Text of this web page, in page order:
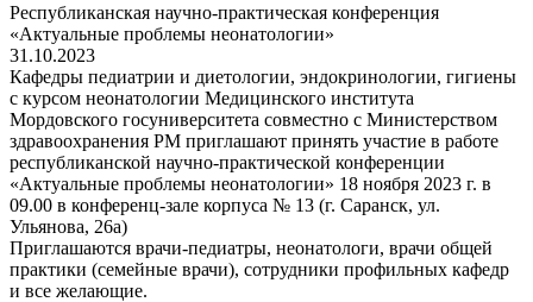
Республиканская научно-практическая конференция
«Актуальные проблемы неонатологии»
31.10.2023
Кафедры педиатрии и диетологии, эндокринологии, гигиены
с курсом неонатологии Медицинского института
Мордовского госуниверситета совместно с Министерством
здравоохранения РМ приглашают принять участие в работе
республиканской научно-практической конференции
«Актуальные проблемы неонатологии» 18 ноября 2023 г. в
09.00 в конференц-зале корпуса № 13 (г. Саранск, ул.
Ульянова, 26а)
Приглашаются врачи-педиатры, неонатологи, врачи общей
практики (семейные врачи), сотрудники профильных кафедр
и все желающие.